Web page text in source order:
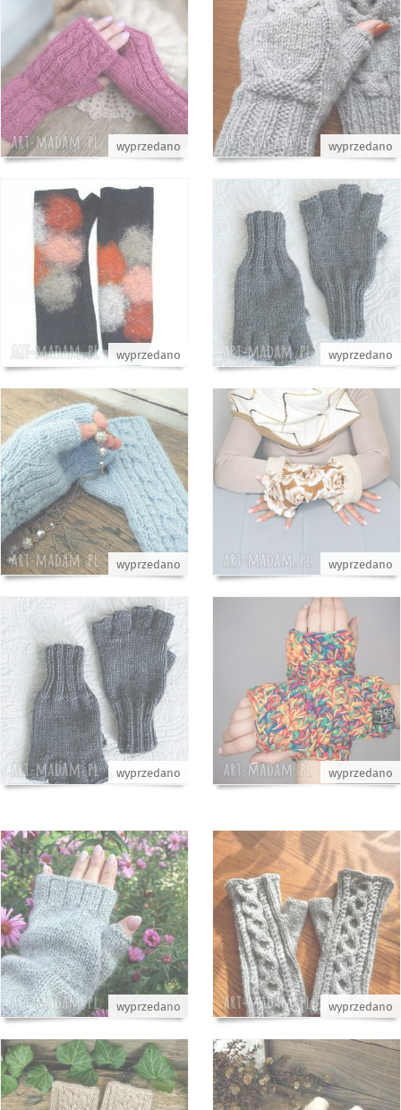
wyprzedano wyprzedano
wyprzedano wyprzedano
wyprzedano wyprzedano
wyprzedano wyprzedano
wyprzedano wyprzedano